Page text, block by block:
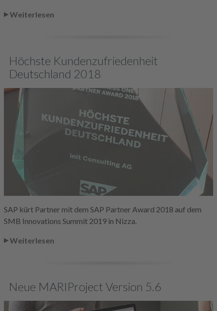
Weiterlesen
Höchste Kundenzufriedenheit
Deutschland 2018
SAP kürt Partner mit dem SAP Partner Award 2018 auf dem
SMB Innovations Summit 2019 in Nizza.
Weiterlesen
Neue MARIProject Version 5.6